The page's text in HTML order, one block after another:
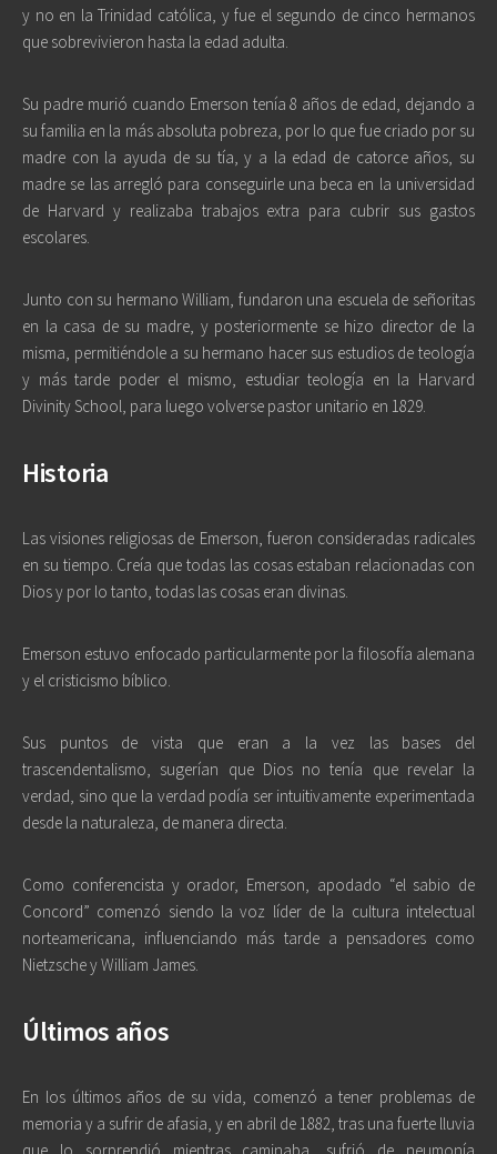
y no en la Trinidad católica, y fue el segundo de cinco hermanos
que sobrevivieron hasta la edad adulta.
Su padre murió cuando Emerson tenía 8 años de edad, dejando a
su familia en la más absoluta pobreza, por lo que fue criado por su
madre con la ayuda de su tía, y a la edad de catorce años, su
madre se las arregló para conseguirle una beca en la universidad
de Harvard y realizaba trabajos extra para cubrir sus gastos
escolares.
Junto con su hermano William, fundaron una escuela de señoritas
en la casa de su madre, y posteriormente se hizo director de la
misma, permitiéndole a su hermano hacer sus estudios de teología
y más tarde poder el mismo, estudiar teología en la Harvard
Divinity School, para luego volverse pastor unitario en 1829.
Historia
Las visiones religiosas de Emerson, fueron consideradas radicales
en su tiempo. Creía que todas las cosas estaban relacionadas con
Dios y por lo tanto, todas las cosas eran divinas.
Emerson estuvo enfocado particularmente por la filosofía alemana
y el cristicismo bíblico.
Sus puntos de vista que eran a la vez las bases del
trascendentalismo, sugerían que Dios no tenía que revelar la
verdad, sino que la verdad podía ser intuitivamente experimentada
desde la naturaleza, de manera directa.
Como conferencista y orador, Emerson, apodado “el sabio de
Concord” comenzó siendo la voz líder de la cultura intelectual
norteamericana, influenciando más tarde a pensadores como
Nietzsche y William James.
Últimos años
En los últimos años de su vida, comenzó a tener problemas de
memoria y a sufrir de afasia, y en abril de 1882, tras una fuerte lluvia